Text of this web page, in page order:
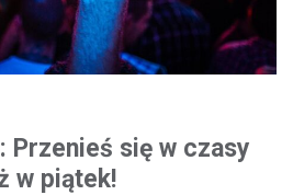
Przenieś się w czasy
w piątek!